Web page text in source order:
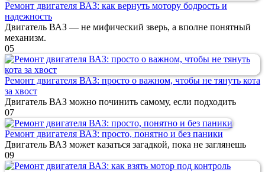
Ремонт двигателя ВАЗ: как вернуть мотору бодрость и
надежность
Двигатель ВАЗ — не мифический зверь, а вполне понятный
механизм.
05
Ремонт двигателя ВАЗ: просто о важном, чтобы не тянуть кота
за хвост
Двигатель ВАЗ можно починить самому, если подходить
07
Ремонт двигателя ВАЗ: просто, понятно и без паники
Двигатель ВАЗ может казаться загадкой, пока не заглянешь
09